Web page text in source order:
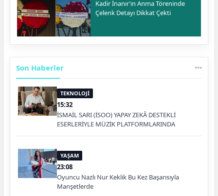
Kadir İnanır’ın Anma Töreninde
Çelenk Detayı Dikkat Çekti
Son Haberler
TEKNOLOJİ
15:32
İSMAİL SARI (İSOO) YAPAY ZEKÂ DESTEKLİ
ESERLERİYLE MÜZİK PLATFORMLARINDA
YAŞAM
23:08
Oyuncu Nazlı Nur Keklik Bu Kez Başarısıyla
Manşetlerde